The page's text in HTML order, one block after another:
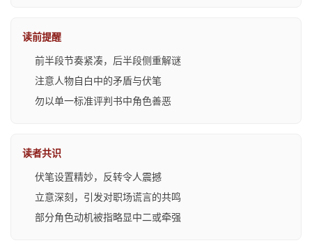
读前提醒
前半段节奏紧凑，后半段侧重解谜
注意人物自白中的矛盾与伏笔
勿以单一标准评判书中角色善恶
读者共识
伏笔设置精妙，反转令人震撼
立意深刻，引发对职场谎言的共鸣
部分角色动机被指略显中二或牵强